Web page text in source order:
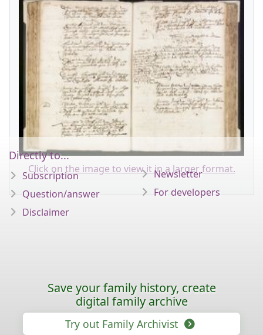
Click on the image to view it in a larger format.
Directly to...
Subscription
Question/answer
Disclaimer
Newsletter
For developers
Save your family history, create
digital family archive
Try out Family Archivist